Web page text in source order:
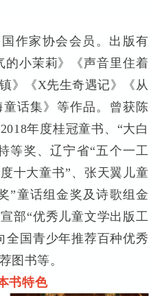
作家协会会员。出版有
的小茉莉》《声音里住着
》《X先生奇遇记》《从
话集》等作品。曾获陈
年度桂冠童书、“大白
等奖、辽宁省“五个一工
十大童书”、张天翼儿童
”童话组金奖及诗歌组金
部“优秀儿童文学出版工
全国青少年推荐百种优秀
图书等。
书特色